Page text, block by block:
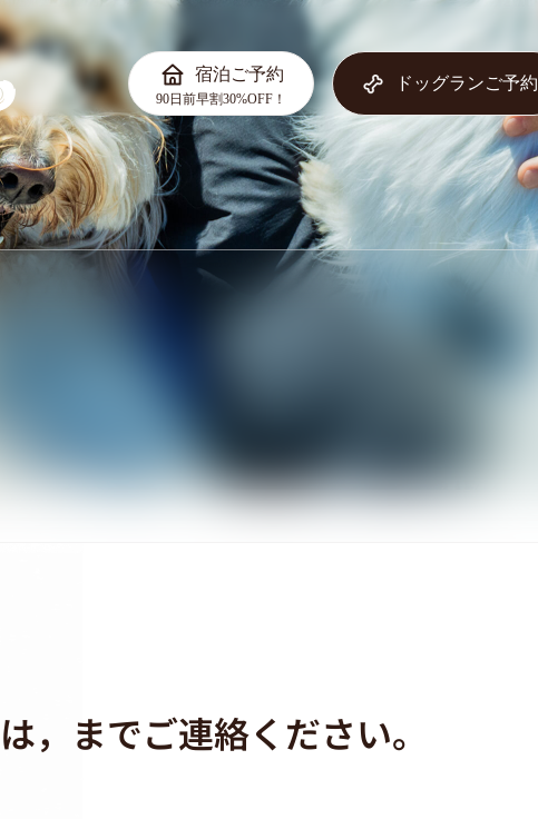
宿泊ご予約
90日前早割30%OFF！
ドッグランご予約
，までご連絡ください。